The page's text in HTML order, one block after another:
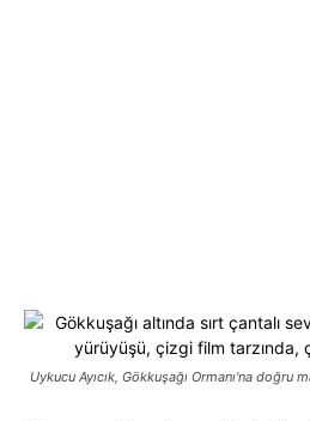
Uykucu Ayıcık, Gökkuşağı Ormanı'na doğru